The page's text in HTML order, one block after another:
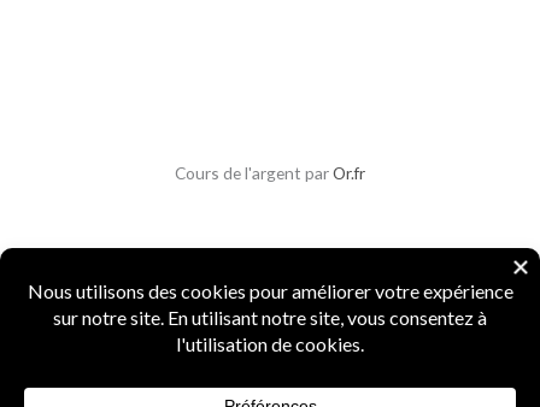
Cours de l'argent parOr.fr
Copyright © 2026 Parlons Monnaies
Mentions légales|CGV|CGU|Confidentialité|Sécurité
Numismate professionnel · 4 ans d'expertise · Marque INPIFR5156987 ·